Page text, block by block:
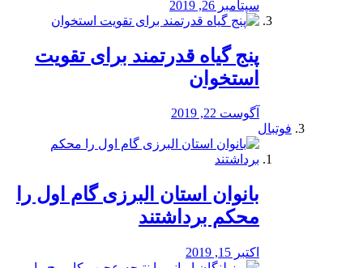
سپتامبر 26, 2019
پنج گیاه قدرتمند برای تقویت
استخوان
آگوست 22, 2019
فوتبال
بانوان استان البرزی گام اول را
محكم برداشتند
اکتبر 15, 2019